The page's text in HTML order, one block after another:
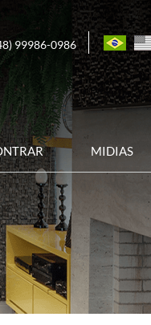
Brasil
99986-0986
MIDIAS